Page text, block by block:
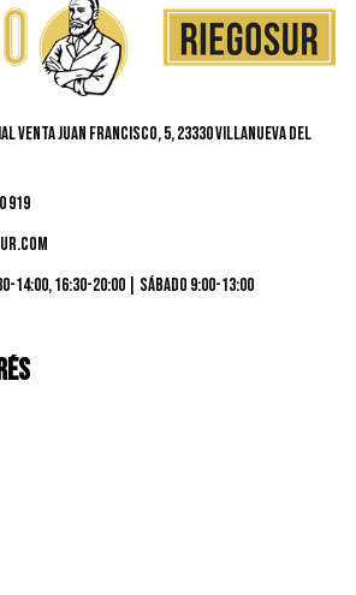
Venta Juan Francisco, 5, 23330 Villanueva del
919
14:00, 16:30-20:00 | Sábado 9:00-13:00